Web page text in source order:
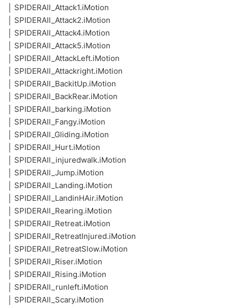
│ SPIDERAll_Attack1.iMotion
│ SPIDERAll_Attack2.iMotion
│ SPIDERAll_Attack4.iMotion
│ SPIDERAll_Attack5.iMotion
│ SPIDERAll_AttackLeft.iMotion
│ SPIDERAll_Attackright.iMotion
│ SPIDERAll_BackitUp.iMotion
│ SPIDERAll_BackRear.iMotion
│ SPIDERAll_barking.iMotion
│ SPIDERAll_Fangy.iMotion
│ SPIDERAll_Gliding.iMotion
│ SPIDERAll_Hurt.iMotion
│ SPIDERAll_injuredwalk.iMotion
│ SPIDERAll_Jump.iMotion
│ SPIDERAll_Landing.iMotion
│ SPIDERAll_LandinHAir.iMotion
│ SPIDERAll_Rearing.iMotion
│ SPIDERAll_Retreat.iMotion
│ SPIDERAll_RetreatInjured.iMotion
│ SPIDERAll_RetreatSlow.iMotion
│ SPIDERAll_Riser.iMotion
│ SPIDERAll_Rising.iMotion
│ SPIDERAll_runleft.iMotion
│ SPIDERAll_Scary.iMotion